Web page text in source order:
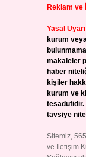
Reklam ve
Yasal
kurum
makaleler
haber
kişiler
kurum ve
tavsiye
Sitemiz,
ve İletişim